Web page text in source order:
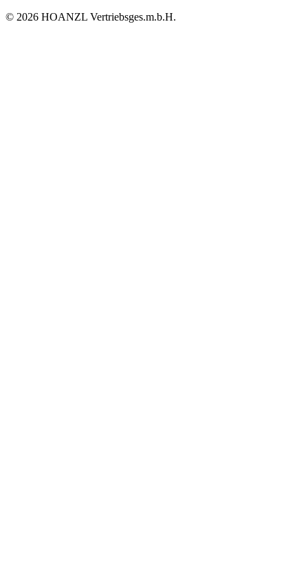
© 2026 HOANZL Vertriebsges.m.b.H.